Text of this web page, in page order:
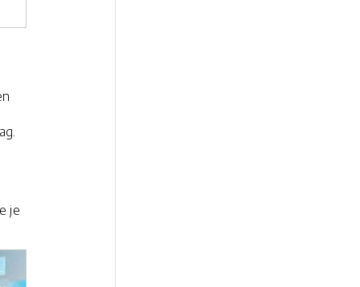
je